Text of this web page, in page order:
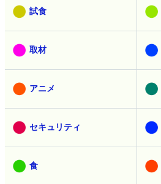
試食
取材
アニメ
セキュリティ
食